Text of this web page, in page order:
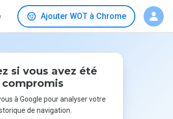
Ajouter WOT à Chrome
si vous avez été
compromis
à Google pour analyser votre
de navigation.